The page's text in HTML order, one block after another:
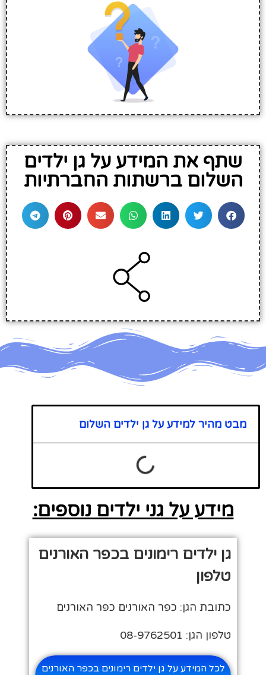
שתף את המידע על גן ילדים
השלום ברשתות החברתיות
מבט מהיר למידע על גן ילדים השלום
מידע על גני ילדים נוספים:
גן ילדים רימונים בכפר האורנים
טלפון
כתובת הגן: כפר האורנים כפר האורנים
טלפון הגן: 08-9762501
לכל המידע על גן ילדים רימונים בכפר האורנים